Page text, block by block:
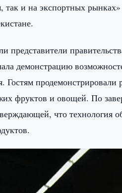
так и на экспортных
представители
демонстрацию
Гостям
фруктов и овощей. По
что технология